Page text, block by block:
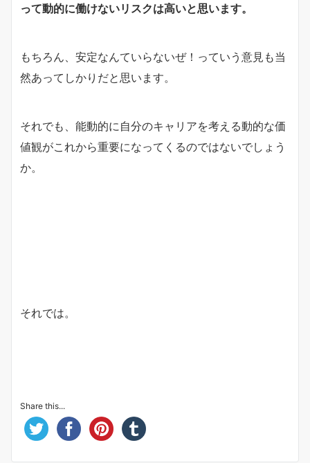
って動的に働けないリスクは高いと思います。
もちろん、安定なんていらないぜ！っていう意見も当
然あってしかりだと思います。
それでも、能動的に自分のキャリアを考える動的な価
値観がこれから重要になってくるのではないでしょう
か。
それでは。
Share this...